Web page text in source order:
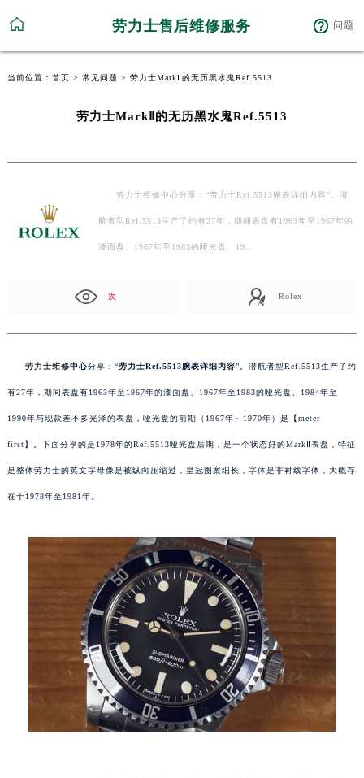
劳力士售后维修服务 问题
当前位置： 首页 > 常见问题 > 劳力士MarkⅡ的无历黑水鬼Ref.5513
劳力士MarkⅡ的无历黑水鬼Ref.5513
劳力士维修中心分享：“劳力士Ref.5513腕表详细内容”。潜
航者型Ref.5513生产了约有27年，期间表盘有1963年至1967年的
漆面盘、1967年至1983的哑光盘、19…
次 Rolex
劳力士维修中心分享：“劳力士Ref.5513腕表详细内容”。潜航者型Ref.5513生产了约
有27年，期间表盘有1963年至1967年的漆面盘、1967年至1983的哑光盘、1984年至
1990年与现款差不多光泽的表盘，哑光盘的前期（1967年～1970年）是【meter
first】。下面分享的是1978年的Ref.5513哑光盘后期，是一个状态好的MarkⅡ表盘，特征
是整体劳力士的英文字母像是被纵向压缩过，皇冠图案细长，字体是非衬线字体，大概存
在于1978年至1981年。